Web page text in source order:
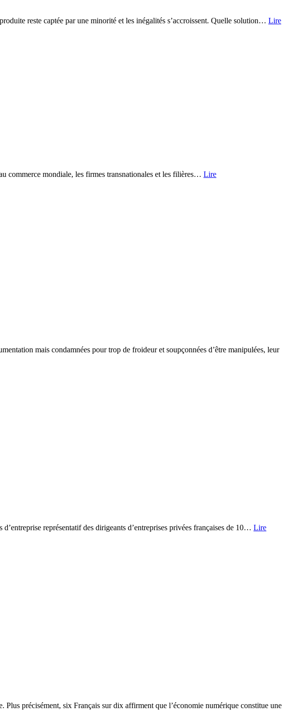
reste captée par une minorité et les inégalités s’accroissent. Quelle solution… Lire
commerce mondiale, les firmes transnationales et les filières… Lire
mais condamnées pour trop de froideur et soupçonnées d’être manipulées, leur
représentatif des dirigeants d’entreprises privées françaises de 10… Lire
précisément, six Français sur dix affirment que l’économie numérique constitue une